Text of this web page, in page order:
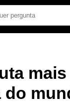
mais
do